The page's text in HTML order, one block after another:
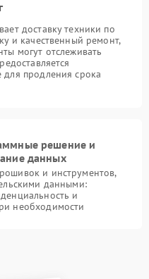
доставку техники по
и качественный ремонт,
могут отслеживать
для продления срока
решение и
данных
и инструментов,
данными:
и
необходимости